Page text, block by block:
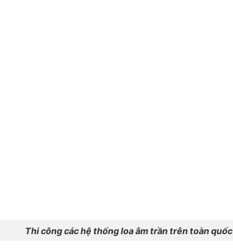
Thi công các hệ thống loa âm trần trên toàn quốc